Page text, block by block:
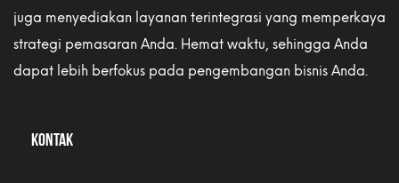
juga menyediakan layanan terintegrasi yang memperkaya
strategi pemasaran Anda. Hemat waktu, sehingga Anda
dapat lebih berfokus pada pengembangan bisnis Anda.
KONTAK